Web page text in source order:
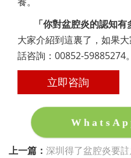
「你對盆腔炎的認知有
大家介紹到這裏了，如果
話咨詢：00852-59885274。
立即咨詢
上一篇： 深圳得了盆腔炎要